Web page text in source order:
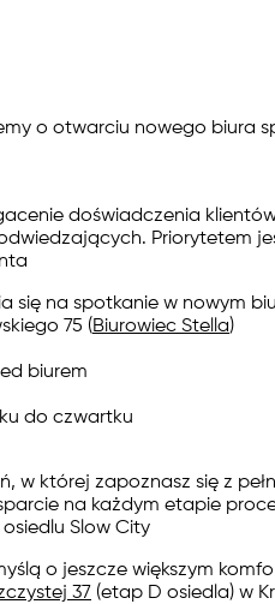
o otwarciu nowego biura
doświadczenia
Priorytetem
się na spotkanie w nowym
75 (Biurowiec Stella)
biurem
do czwartku
w której zapoznasz się z
na każdym etapie
Slow City
o jeszcze większym
37 (etap D osiedla) w